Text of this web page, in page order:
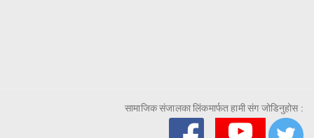
सामाजिक संजालका लिंकमार्फत हामी संग जोडिनुहोस :